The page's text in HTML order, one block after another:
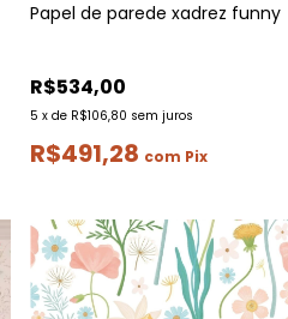
Papel de parede xadrez funny
R$534,00
5 x de R$106,80 sem juros
R$491,28 com Pix